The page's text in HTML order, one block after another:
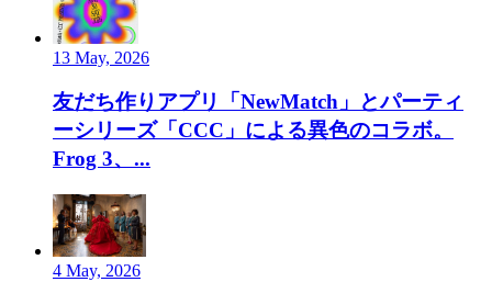
13 May, 2026
友だち作りアプリ「NewMatch」とパーティ
ーシリーズ「CCC」による異色のコラボ。
Frog 3、...
4 May, 2026